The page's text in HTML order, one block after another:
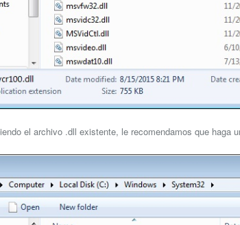
el archivo .dll existente, le recomendamos que haga